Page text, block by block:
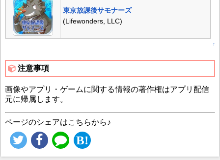
東京放課後サモナーズ
(Lifewonders, LLC)
↑
注意事項
画像やアプリ・ゲームに関する情報の著作権はアプリ配信
元に帰属します。
ページのシェアはこちらから♪